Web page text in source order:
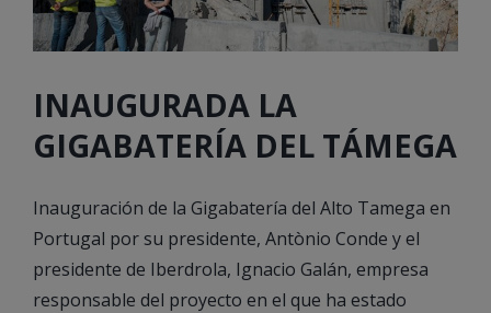
INAUGURADA LA
GIGABATERÍA DEL TÁMEGA
Inauguración de la Gigabatería del Alto Tamega en
Portugal por su presidente, Antònio Conde y el
presidente de Iberdrola, Ignacio Galán, empresa
responsable del proyecto en el que ha estado